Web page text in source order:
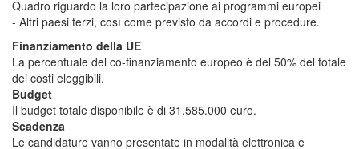
Quadro riguardo la loro partecipazione ai programmi europei
- Altri paesi terzi, così come previsto da accordi e procedure.
Finanziamento della UE
La percentuale del co-finanziamento europeo è del 50% del totale
dei costi eleggibili.
Budget
Il budget totale disponibile è di 31.585.000 euro.
Scadenza
Le candidature vanno presentate in modalità elettronica e